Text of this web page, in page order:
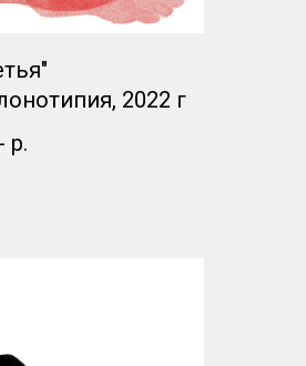
2022 г
р.